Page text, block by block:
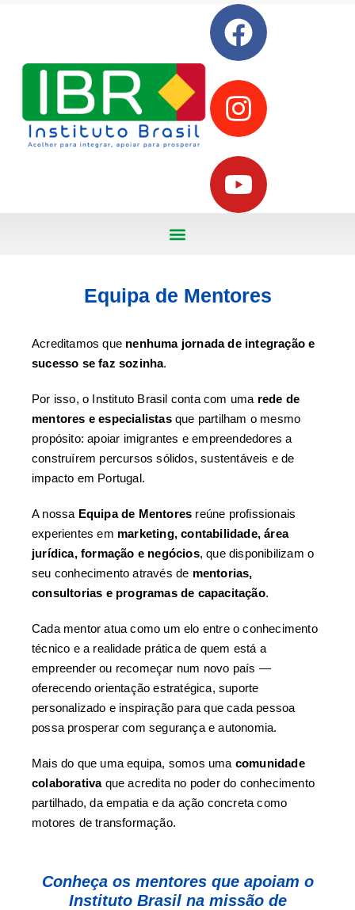
Equipa de Mentores
Acreditamos que nenhuma jornada de integração e
sucesso se faz sozinha.
Por isso, o Instituto Brasil conta com uma rede de
mentores e especialistasque partilham o mesmo
propósito: apoiar imigrantes e empreendedores a
construírem percursos sólidos, sustentáveis e de
impacto em Portugal.
A nossa Equipa de Mentores reúne profissionais
experientes em marketing, contabilidade, área
jurídica, formação e negócios, que disponibilizam o
seu conhecimento através de mentorias,
consultorias e programas de capacitação.
Cada mentor atua como um elo entre o conhecimento
técnico e a realidade prática de quem está a
empreender ou recomeçar num novo país —
oferecendo orientação estratégica, suporte
personalizado e inspiração para que cada pessoa
possa prosperar com segurança e autonomia.
Mais do que uma equipa, somos uma comunidade
colaborativaque acredita no poder do conhecimento
partilhado, da empatia e da ação concreta como
motores de transformação.
Conheça os mentores que apoiam o
Instituto Brasil na missão de